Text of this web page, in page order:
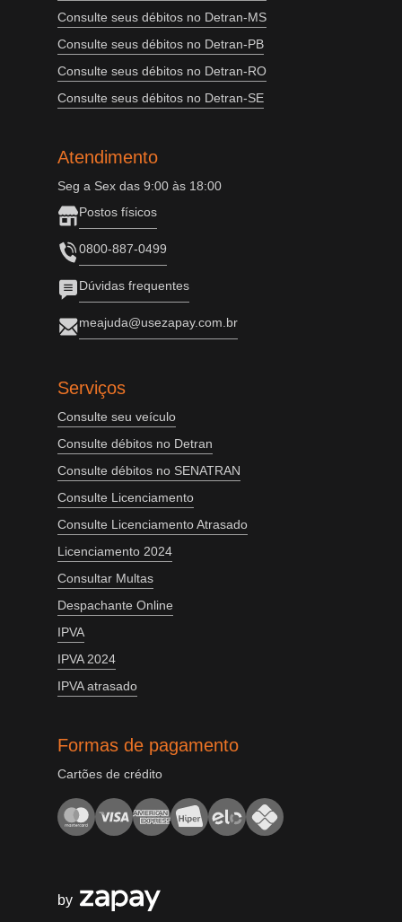
Consulte seus débitos no Detran-MS
Consulte seus débitos no Detran-PB
Consulte seus débitos no Detran-RO
Consulte seus débitos no Detran-SE
Atendimento
Seg a Sex das 9:00 às 18:00
Postos físicos
0800-887-0499
Dúvidas frequentes
meajuda@usezapay.com.br
Serviços
Consulte seu veículo
Consulte débitos no Detran
Consulte débitos no SENATRAN
Consulte Licenciamento
Consulte Licenciamento Atrasado
Licenciamento 2024
Consultar Multas
Despachante Online
IPVA
IPVA 2024
IPVA atrasado
Formas de pagamento
Cartões de crédito
by